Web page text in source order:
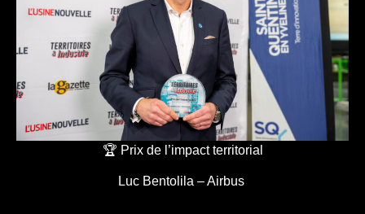
🏆 Prix de l’impact territorial
Luc Bentolila – Airbus